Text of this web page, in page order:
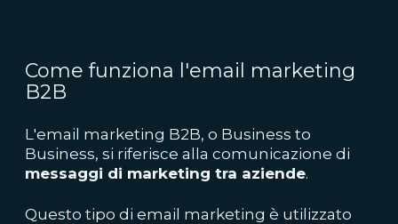
Come funziona l'email marketing
B2B
L'email marketing B2B, o Business to
Business, si riferisce alla comunicazione di
messaggi di marketing tra aziende.
Questo tipo di email marketing è utilizzato